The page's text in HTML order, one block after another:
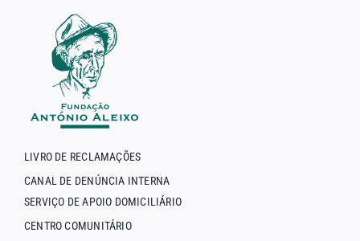
LIVRO DE RECLAMAÇÕES
CANAL DE DENÚNCIA INTERNA
SERVIÇO DE APOIO DOMICILIÁRIO
CENTRO COMUNITÁRIO